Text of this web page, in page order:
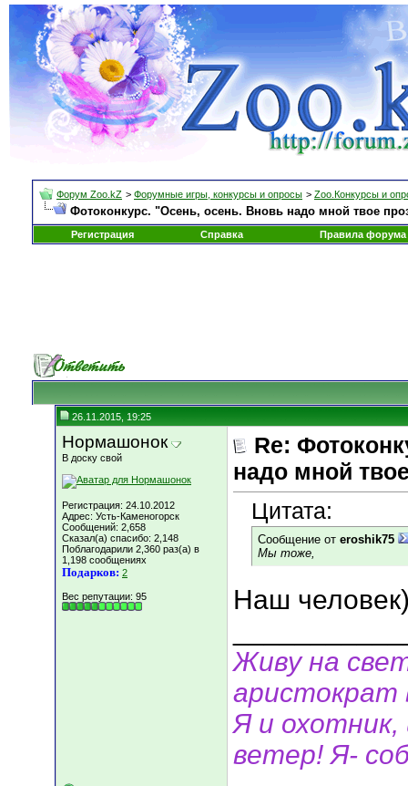
Форум Zoo.kZ > Форумные игры, конкурсы и опросы > Zoo.Конкурсы и
Фотоконкурс. "Осень, осень. Вновь надо мной твое
Регистрация Справка Правила форума
26.11.2015, 19:25
Нормашонок
В доску свой
Регистрация: 24.10.2012
Адрес: Усть-Каменогорск
Сообщений: 2,658
Сказал(а) спасибо: 2,148
Поблагодарили 2,360 раз(а) в
1,198 сообщениях
Подарков: 2
Вес репутации: 95
Re:
надо мной
Цитата:
Сообщение от eroshik75
Мы тоже,
Наш
Живу на
аристократ
Я и охотник,
ветер! Я-